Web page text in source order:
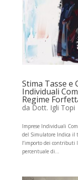
Stima Tasse
Individuali
Regime
da Dott. Igli Topi
Imprese Individuali
del Simulatore Indica il
l’importo dei contributi
percentuale di...